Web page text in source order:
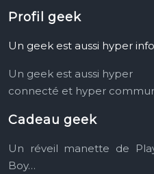
Profil geek
Un geek est aussi hyper
Un geek est aussi hyper
connecté et hyper
Cadeau geek
Un réveil manette de
Boy…